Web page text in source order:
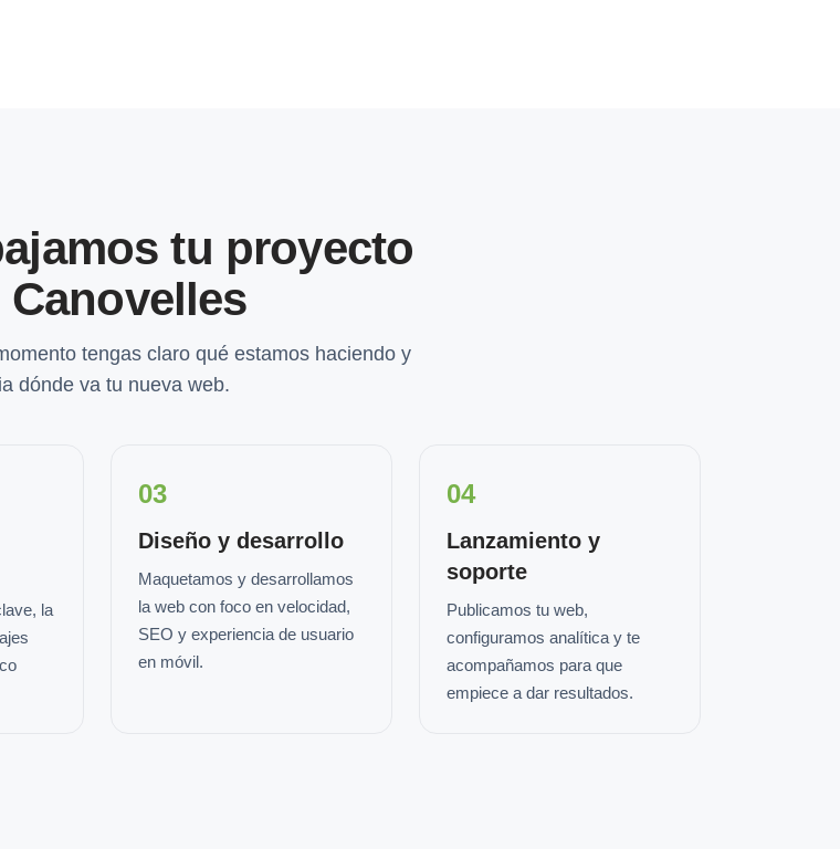
tu proyecto
Canovelles
tengas claro qué estamos haciendo y
dónde va tu nueva web.
la
03
Diseño y desarrollo
Maquetamos y desarrollamos
la web con foco en velocidad,
SEO y experiencia de usuario
en móvil.
04
Lanzamiento y
soporte
Publicamos tu web,
configuramos analítica y te
acompañamos para que
empiece a dar resultados.